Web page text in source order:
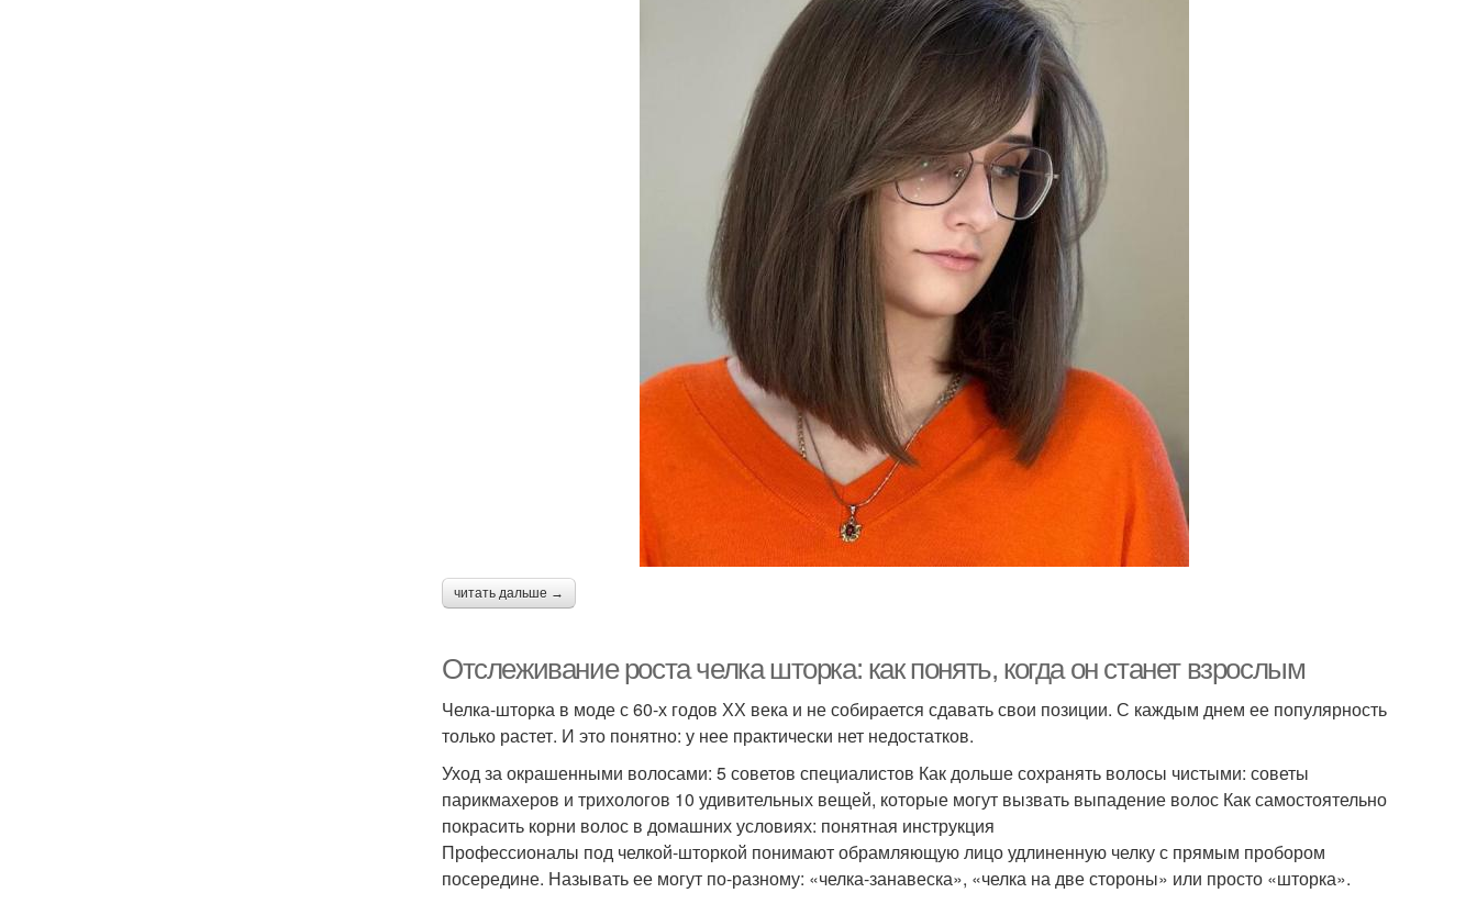
читать дальше →
Отслеживание роста челка шторка: как понять, когда он станет взрослым
Челка-шторка в моде с 60-х годов ХХ века и не собирается сдавать свои позиции. С каждым днем ее популярность
только растет. И это понятно: у нее практически нет недостатков.
Уход за окрашенными волосами: 5 советов специалистов Как дольше сохранять волосы чистыми: советы
парикмахеров и трихологов 10 удивительных вещей, которые могут вызвать выпадение волос Как самостоятельно
покрасить корни волос в домашних условиях: понятная инструкция
Профессионалы под челкой-шторкой понимают обрамляющую лицо удлиненную челку с прямым пробором
посередине. Называть ее могут по-разному: «челка-занавеска», «челка на две стороны» или просто «шторка».